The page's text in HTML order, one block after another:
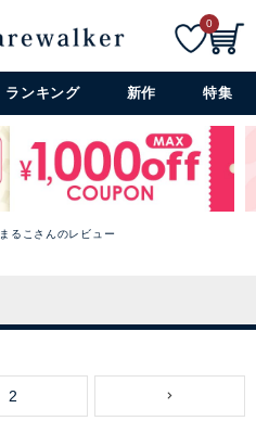
詳細検索+
0
ランキング 新作 特集
まるこさんのレビュー
2